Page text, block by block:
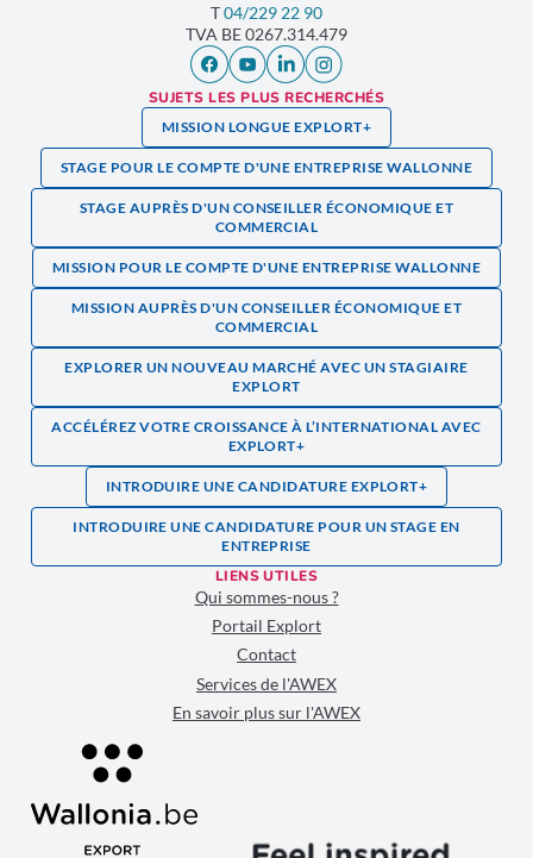
T04/229 22 90
TVA BE 0267.314.479
SUJETS LES PLUS RECHERCHÉS
MISSION LONGUE EXPLORT+
STAGE POUR LE COMPTE D'UNE ENTREPRISE WALLONNE
STAGE AUPRÈS D'UN CONSEILLER ÉCONOMIQUE ET
COMMERCIAL
MISSION POUR LE COMPTE D'UNE ENTREPRISE WALLONNE
MISSION AUPRÈS D'UN CONSEILLER ÉCONOMIQUE ET
COMMERCIAL
EXPLORER UN NOUVEAU MARCHÉ AVEC UN STAGIAIRE
EXPLORT
ACCÉLÉREZ VOTRE CROISSANCE À L’INTERNATIONAL AVEC
EXPLORT+
INTRODUIRE UNE CANDIDATURE EXPLORT+
INTRODUIRE UNE CANDIDATURE POUR UN STAGE EN
ENTREPRISE
LIENS UTILES
Qui sommes-nous ?
Portail Explort
Contact
Services de l'AWEX
En savoir plus sur l'AWEX